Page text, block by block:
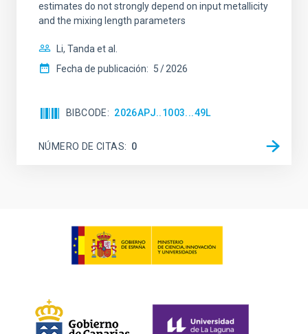
estimates do not strongly depend on input metallicity
and the mixing length parameters
Li, Tanda et al.
Fecha de publicación: 5 2026
BIBCODE 2026APJ..1003...49L
NÚMERO DE CITAS 0